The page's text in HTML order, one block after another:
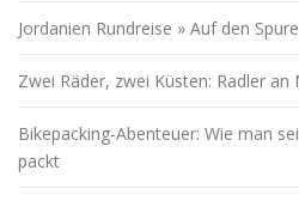
Jordanien Rundreise » Auf den
Zwei Räder, zwei Küsten: Radler
Bikepacking-Abenteuer: Wie man
packt